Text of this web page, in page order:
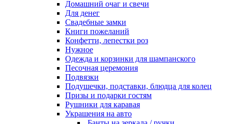
Домашний очаг и свечи
Для денег
Свадебные замки
Книги пожеланий
Конфетти, лепестки роз
Нужное
Одежда и корзинки для шампанского
Песочная церемония
Подвязки
Подушечки, подставки, блюдца для колец
Призы и подарки гостям
Рушники для каравая
Украшения на авто